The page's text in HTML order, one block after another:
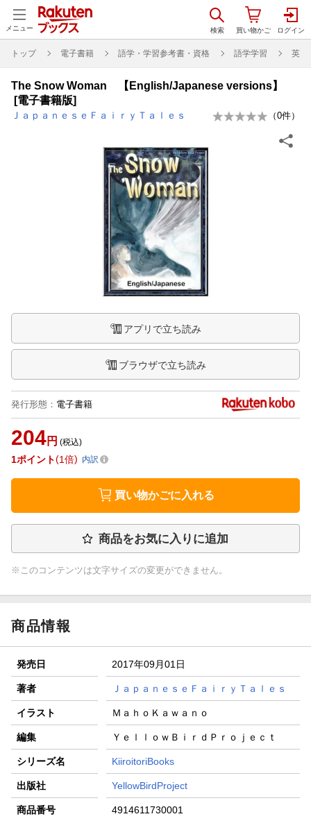
メニュー
トップ 電子書籍 語学・学習参考書・資格 語学学習 英語
The Snow Woman 【English/Japanese versions】
[電子書籍版]
ＪａｐａｎｅｓｅＦａｉｒｙＴａｌｅｓ （0件）
アプリで立ち読み
ブラウザで立ち読み
発行形態 ： 電子書籍
204円 (税込)
1ポイント 1倍 内訳
買い物かごに入れる
商品をお気に入りに追加
※このコンテンツは文字サイズの変更ができません。
商品情報
発売日 2017年09月01日
著者 ＪａｐａｎｅｓｅＦａｉｒｙＴａｌｅｓ
イラスト ＭａｈｏＫａｗａｎｏ
編集 ＹｅｌｌｏｗＢｉｒｄＰｒｏｊｅｃｔ
シリーズ名 KiiroitoriBooks
出版社 YellowBirdProject
商品番号 4914611730001